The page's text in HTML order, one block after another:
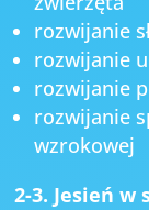
rozwijanie
rozwijanie
rozwijanie
rozwijanie
wzrokowej
2-3. Jesień w